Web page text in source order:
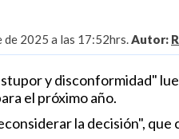
de 2025 a las 17:52hrs.Autor:
y disconformidad"
el próximo año.
la decisión",